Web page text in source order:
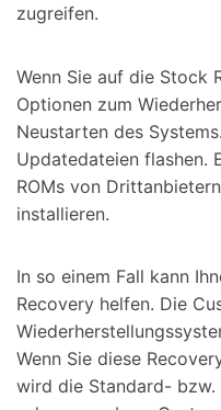
zugreifen.
Wenn Sie auf die Stock
Optionen zum
Neustarten des
Updatedateien flashen.
ROMs von
installieren.
In so einem Fall kann
Recovery helfen. Die
Wenn Sie diese
wird die Standard-